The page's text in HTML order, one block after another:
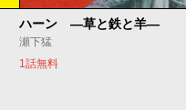
ハーン ―草と鉄と羊―
瀬下猛
1話無料